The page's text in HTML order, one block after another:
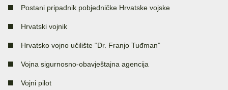
Postani pripadnik pobjedničke Hrvatske vojske
Hrvatski vojnik
Hrvatsko vojno učilište “Dr. Franjo Tuđman”
Vojna sigurnosno-obavještajna agencija
Vojni pilot